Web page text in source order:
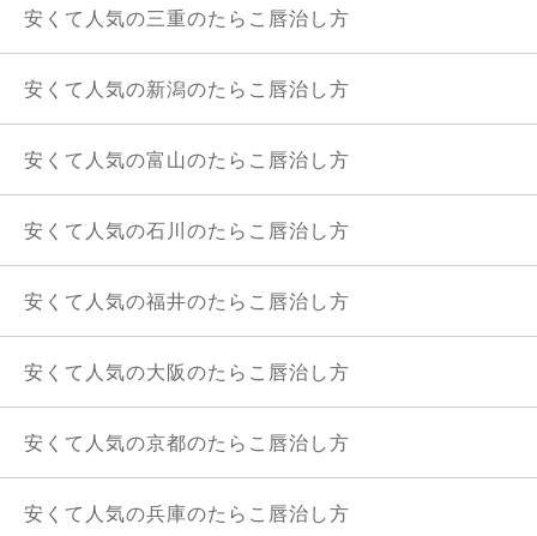
安くて人気の三重のたらこ唇治し方
安くて人気の新潟のたらこ唇治し方
安くて人気の富山のたらこ唇治し方
安くて人気の石川のたらこ唇治し方
安くて人気の福井のたらこ唇治し方
安くて人気の大阪のたらこ唇治し方
安くて人気の京都のたらこ唇治し方
安くて人気の兵庫のたらこ唇治し方